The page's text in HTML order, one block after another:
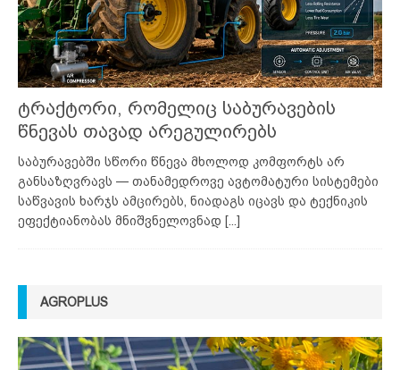
ტრაქტორი, რომელიც საბურავების
წნევას თავად არეგულირებს
საბურავებში სწორი წნევა მხოლოდ კომფორტს არ
განსაზღვრავს — თანამედროვე ავტომატური სისტემები
საწვავის ხარჯს ამცირებს, ნიადაგს იცავს და ტექნიკის
ეფექტიანობას მნიშვნელოვნად [...]
AGROPLUS